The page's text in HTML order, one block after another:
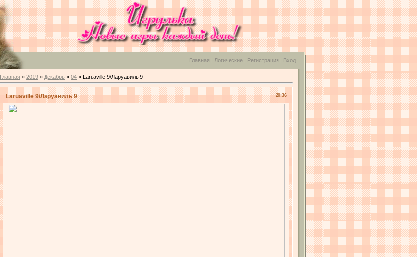
Главная | Логические | Регистрация | Вход
Главная » 2019 » Декабрь » 04 » Laruaville 9/Ларуавиль 9
20:36
Laruaville 9/Ларуавиль 9